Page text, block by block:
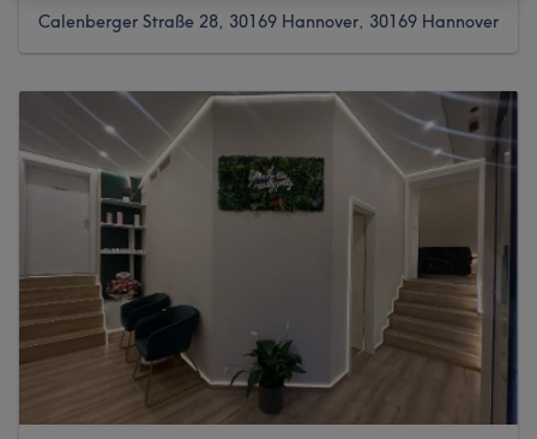
Calenberger Straße 28, 30169 Hannover, 30169 Hannover